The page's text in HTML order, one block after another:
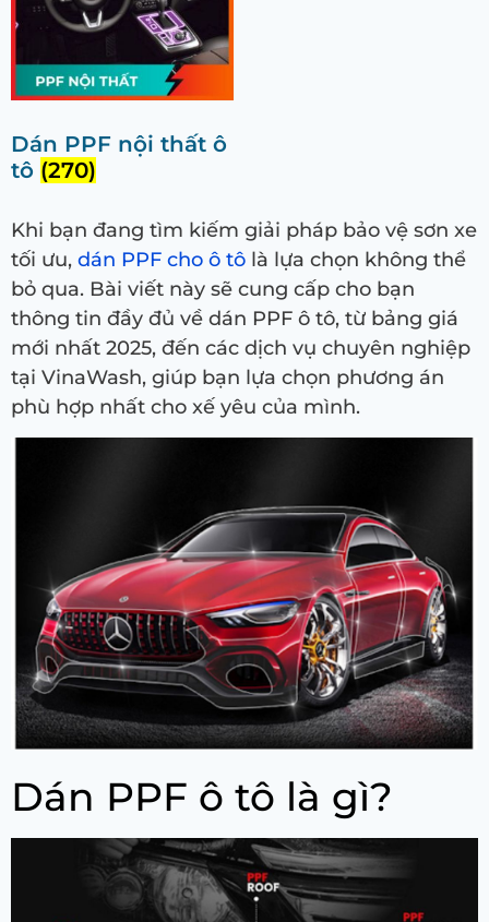
Dán PPF nội thất ô
tô (270)
Khi bạn đang tìm kiếm giải pháp bảo vệ sơn xe
tối ưu, dán PPF cho ô tô là lựa chọn không thể
bỏ qua. Bài viết này sẽ cung cấp cho bạn
thông tin đầy đủ về dán PPF ô tô, từ bảng giá
mới nhất 2025, đến các dịch vụ chuyên nghiệp
tại VinaWash, giúp bạn lựa chọn phương án
phù hợp nhất cho xế yêu của mình.
Dán PPF ô tô là gì?